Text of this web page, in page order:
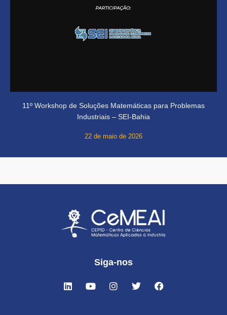
11º Workshop de Soluções Matemáticas para Problemas
Industriais – SEI-Bahia
22 de maio de 2026
Siga-nos